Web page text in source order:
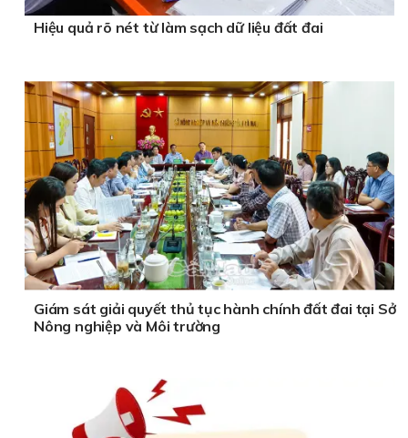
Hiệu quả rõ nét từ làm sạch dữ liệu đất đai
Giám sát giải quyết thủ tục hành chính đất đai tại Sở
Nông nghiệp và Môi trường